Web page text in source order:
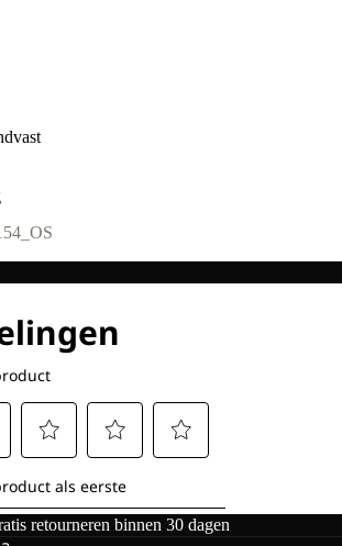
retourneren binnen 30 dagen